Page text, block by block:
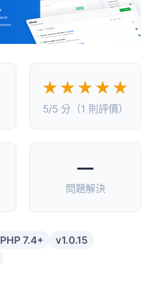
★★★★★
5/5 分（1 則評價）
—
問題解決
PHP 7.4+
v1.0.15